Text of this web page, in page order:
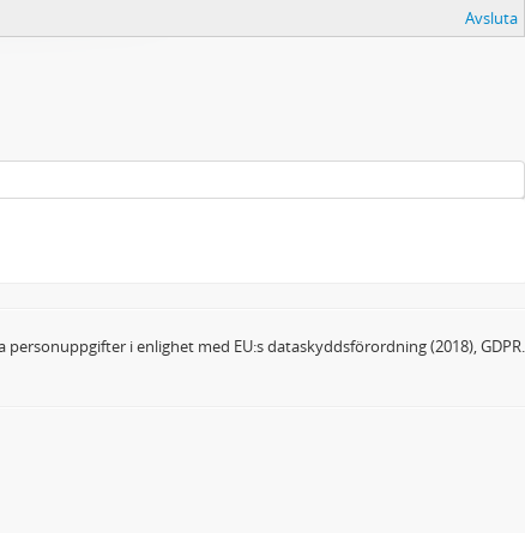
Avsluta
i enlighet med EU:s dataskyddsförordning (2018), GDPR.